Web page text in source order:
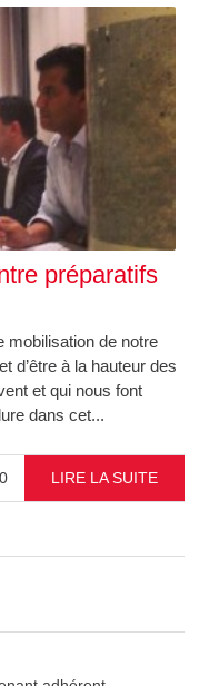
préparatifs
mobilisation de notre
d’être à la hauteur des
et qui nous font
dans cet...
LIRE LA SUITE